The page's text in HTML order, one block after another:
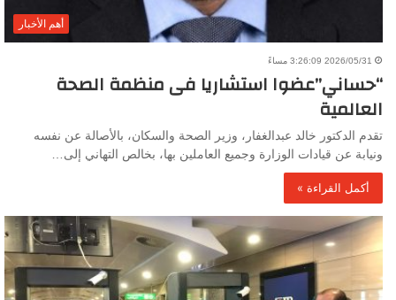
أهم الأخبار
2026/05/31 3:26:09 مساءً
“حساني”عضوا استشاريا فى منظمة الصحة
العالمية
تقدم الدكتور خالد عبدالغفار، وزير الصحة والسكان، بالأصالة عن نفسه
ونيابة عن قيادات الوزارة وجميع العاملين بها، بخالص التهاني إلى…
أكمل القراءة »